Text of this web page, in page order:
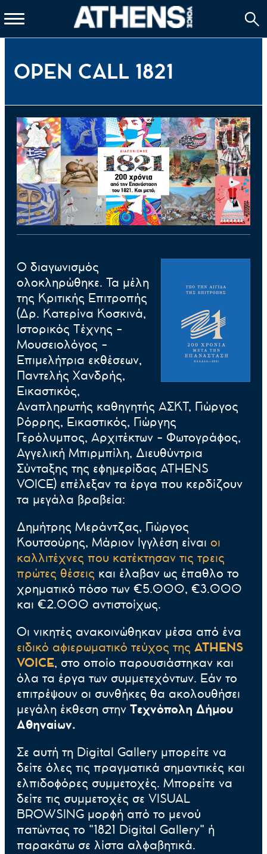
OPEN CALL 1821
Ο διαγωνισμός
ολοκληρώθηκε. Τα μέλη
της Κριτικής Επιτροπής
(Δρ. Κατερίνα Κοσκινά,
Ιστορικός Τέχνης -
Μουσειολόγος -
Επιμελήτρια εκθέσεων,
Παντελής Χανδρής,
Εικαστικός,
Αναπληρωτής καθηγητής ΑΣΚΤ, Γιώργος
Ρόρρης, Εικαστικός, Γιώργης
Γερόλυμπος, Αρχιτέκτων - Φωτογράφος,
Αγγελική Μπιρμπίλη, Διευθύντρια
Σύνταξης της εφημερίδας ATHENS
VOICE) επέλεξαν τα έργα που κερδίζουν
τα μεγάλα βραβεία:
Δημήτρης Μεράντζας, Γιώργος
Κουτσούρης, Μάριον Ιγγλέση είναι οι
καλλιτέχνες που κατέκτησαν τις τρεις
πρώτες θέσεις και έλαβαν ως έπαθλο το
χρηματικό πόσο των €5.000, €3.000
και €2.000 αντιστοίχως.
Οι νικητές ανακοινώθηκαν μέσα από ένα
ειδικό αφιερωματικό τεύχος της ATHENS
VOICE, στο οποίο παρουσιάστηκαν και
όλα τα έργα των συμμετεχόντων. Εάν το
επιτρέψουν οι συνθήκες θα ακολουθήσει
μεγάλη έκθεση στην Τεχνόπολη Δήμου
Αθηναίων.
Σε αυτή τη Digital Gallery μπορείτε να
δείτε όλες τις πραγματικά σημαντικές και
ελπιδοφόρες συμμετοχές. Μπορείτε να
δείτε τις συμμετοχές σε VISUAL
BROWSING μορφή από το μενού
πατώντας το "1821 Digital Gallery" ή
παρακάτω σε λίστα αλφαβητικά.